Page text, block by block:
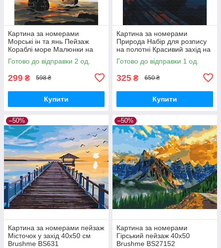
Картина за номерами
Морські ін та янь Пейзаж
Кораблі море Малюнки на
полотні Brushme BS52291
Готово до відправки 2 од.
299 ₴ 598 ₴
Купити
Картина за номерами
Природа Набір для розпису
на полотні Красивий захід на
озері Живопис по номерам
40x50 Brushme BS21737
Готово до відправки 1 од.
325 ₴ 650 ₴
Купити
–50%
Картина за номерами пейзаж
Місточок у захід 40х50 см
Brushme BS631
–50%
Картина за номерами
Гірський пейзаж 40x50
Brushme BS27152